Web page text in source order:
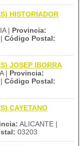
HISTORIADOR
| Provincia:
Código Postal:
JOSEP IBORRA
| Provincia:
Código Postal:
CAYETANO
ALICANTE |
03203